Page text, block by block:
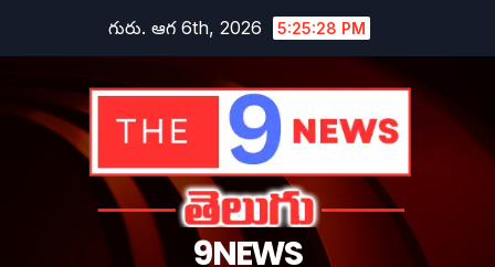
గురు. ఆగ 6th, 2026 5:25:30 PM
9NEWS